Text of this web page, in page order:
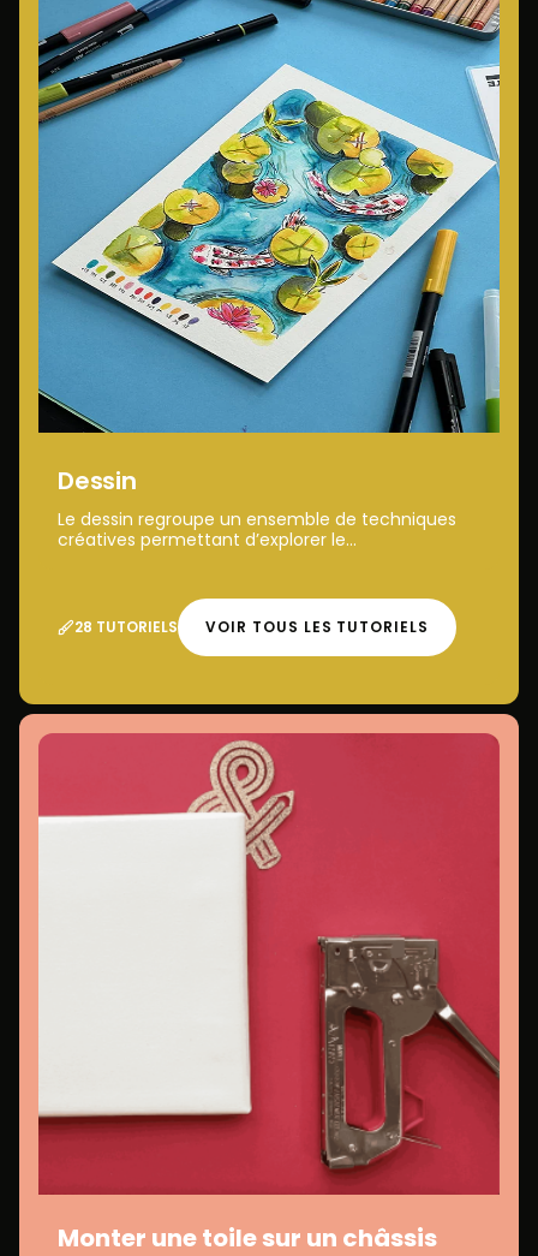
Dessin
Le dessin regroupe un ensemble de techniques
créatives permettant d’explorer le...
28 TUTORIELS VOIR TOUS LES TUTORIELS
Monter une toile sur un châssis